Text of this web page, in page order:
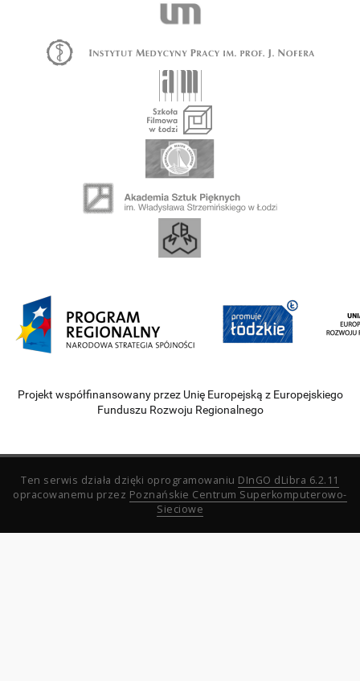
Projekt współfinansowany przez Unię Europejską z Europejskiego
Funduszu Rozwoju Regionalnego
Ten serwis działa dzięki oprogramowaniu DInGO dLibra 6.2.11
opracowanemu przez Poznańskie Centrum Superkomputerowo-
Sieciowe